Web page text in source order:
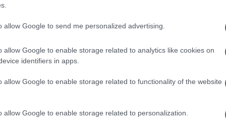
allow Google to send me personalized advertising.
allow Google to enable storage related to analytics like cookies on
identifiers in apps.
allow Google to enable storage related to functionality of the website
allow Google to enable storage related to personalization.
κατηγορία εισοδήματος, δεν υπόκειται
ή άλλη κράτηση υπέρ του Δημοσίου,
εισφοράς αλληλεγγύης, είναι
χέρια του Δημοσίου ή τρίτων, δεν
με βεβαιωμένα χρέη προς το Δημόσιο,
τράπεζες.
Η